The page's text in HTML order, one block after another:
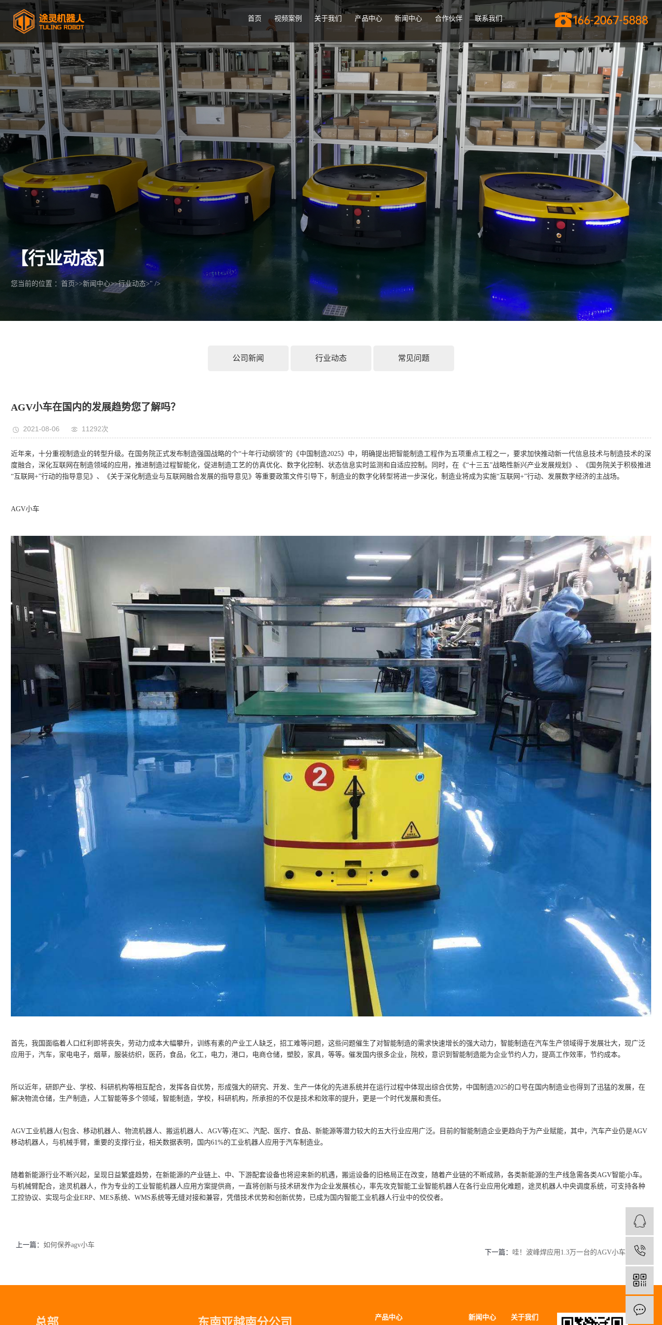
首页 视频案例 关于我们 产品中心 新闻中心 合作伙伴 联系我们
【行业动态】
您当前的位置 ： 首页>>新闻中心>>行业动态>" />
公司新闻 行业动态 常见问题
AGV小车在国内的发展趋势您了解吗？
2021-08-06 11292次
近年来，十分重视制造业的转型升级。在国务院正式发布制造强国战略的个“十年行动纲领”的《中国制造2025》中，明确提出把智能制造工程作为五项重点工程之一，要求加快推动新一代信息技术与制造技术的深
度融合，深化互联网在制造领域的应用，推进制造过程智能化，促进制造工艺的仿真优化、数字化控制、状态信息实时监测和自适应控制。同时，在《“十三五”战略性新兴产业发展规划》、《国务院关于积极推进
“互联网+”行动的指导意见》、《关于深化制造业与互联网融合发展的指导意见》等重要政策文件引导下，制造业的数字化转型将进一步深化，制造业将成为实施“互联网+”行动、发展数字经济的主战场。
AGV小车
首先，我国面临着人口红利即将丧失，劳动力成本大幅攀升，训练有素的产业工人缺乏，招工难等问题，这些问题催生了对智能制造的需求快速增长的强大动力，智能制造在汽车生产领域得于发展壮大，现广泛
应用于，汽车，家电电子，烟草，服装纺织，医药，食品，化工，电力，港口，电商仓储，塑胶，家具，等等。催发国内很多企业，院校，意识到智能制造能为企业节约人力，提高工作效率，节约成本。
所以近年，研即产业、学校、科研机构等相互配合，发挥各自优势，形成强大的研究、开发、生产一体化的先进系统并在运行过程中体现出综合优势，中国制造2025的口号在国内制造业也得到了迅猛的发展，在
解决物流仓储，生产制造，人工智能等多个领域，智能制造，学校，科研机构，所承担的不仅是技术和效率的提升，更是一个时代发展和责任。
AGV工业机器人(包含、移动机器人、物流机器人、搬运机器人、AGV等)在3C、汽配、医疗、食品、新能源等潜力较大的五大行业应用广泛。目前的智能制造企业更趋向于为产业赋能，其中，汽车产业仍是AGV
移动机器人，与机械手臂，重要的支撑行业，相关数据表明，国内61%的工业机器人应用于汽车制造业。
随着新能源行业不断兴起，呈现日益繁盛趋势，在新能源的产业链上、中、下游配套设备也将迎来新的机遇，搬运设备的旧格局正在改变，随着产业链的不断成熟，各类新能源的生产线急需各类AGV智能小车。
与机械臂配合，途灵机器人，作为专业的工业智能机器人应用方案提供商，一直将创新与技术研发作为企业发展核心，率先攻克智能工业智能机器人在各行业应用化难题，途灵机器人中央调度系统，可支持各种
工控协议、实现与企业ERP、MES系统、WMS系统等无缝对接和兼容，凭借技术优势和创新优势，已成为国内智能工业机器人行业中的佼佼者。
上一篇： 如何保养agv小车
下一篇：
哇！波峰焊应用1.3万一台的AGV小车途灵造
产品中心 新闻中心 关于我们